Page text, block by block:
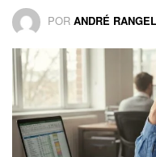
POR ANDRÉ RANGEL